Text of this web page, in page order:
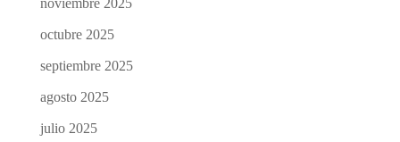
octubre 2025
septiembre 2025
agosto 2025
julio 2025